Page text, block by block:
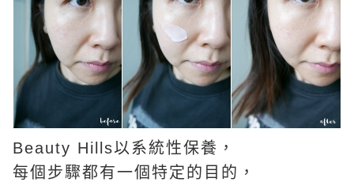
Beauty Hills以系統性保養，
每個步驟都有一個特定的目的，